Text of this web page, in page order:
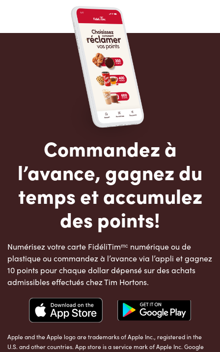
Commandez à
l’avance, gagnez du
temps et accumulez
des points!
Numérisez votre carte FidéliTimᵐᶜ numérique ou de
plastique ou commandez à l’avance via l’appli et gagnez
10 points pour chaque dollar dépensé sur des achats
admissibles effectués chez Tim Hortons.
Apple and the Apple logo are trademarks of Apple Inc., registered in the
U.S. and other countries. App store is a service mark of Apple Inc. Google